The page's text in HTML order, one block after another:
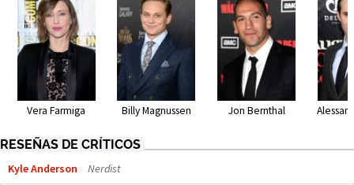
Vera Farmiga Billy Magnussen Jon Bernthal
RESEÑAS DE CRÍTICOS
Kyle Anderson Nerdist